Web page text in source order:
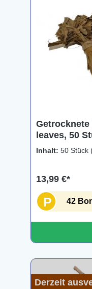
Getrocknete
leaves, 50
Inhalt: 50 Stück
13,99 €*
P 42
Derzeit